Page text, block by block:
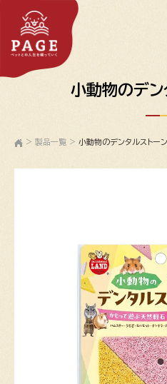
小動物のデン
> 製品一覧 > 小動物のデンタルストーン